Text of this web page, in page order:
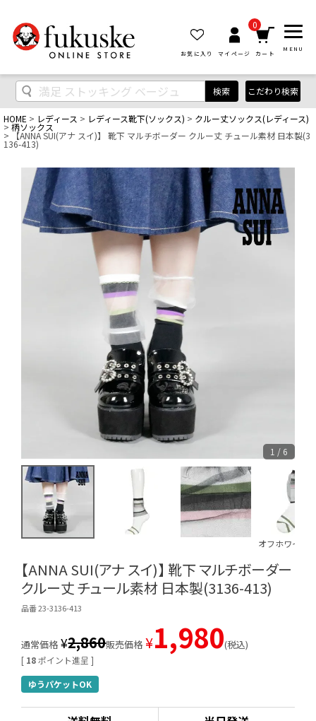
お気に入り マイページ
0
カート
MENU
検索 こだわり検索
HOME レディース レディース靴下(ソックス) クルー丈ソックス(レディース)
柄ソックス
【ANNA SUI(アナ スイ)】 靴下 マルチボーダー クルー丈 チュール素材 日本製(3
136-413)
1 / 6
オフホワイト
【ANNA SUI(アナ スイ)】 靴下 マルチボーダー
クルー丈 チュール素材 日本製(3136-413)
品番 23-3136-413
[ 18 ポイント進呈 ]
通常価格 ¥2,860販売価格 ¥1,980 税込
ゆうパケットOK